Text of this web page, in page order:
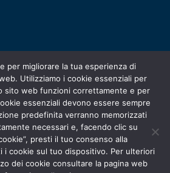
per migliorare la tua esperienza di
Utilizziamo i cookie essenziali per
sito web funzioni correttamente e per
essenziali devono essere sempre
predefinita verranno memorizzati
necessari e, facendo clic su
presti il tuo consenso alla
i cookie sul tuo dispositivo. Per ulteriori
dei cookie consultare la pagina web